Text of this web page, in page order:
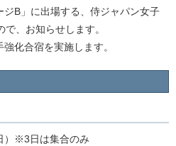
B」に出場する、侍ジャパン女子
、お知らせします。
化合宿を実施します。
）※3日は集合のみ